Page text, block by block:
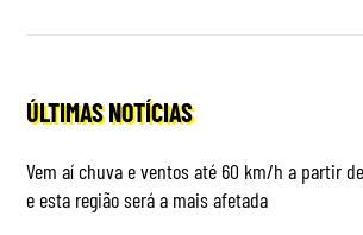
ÚLTIMAS NOTÍCIAS
Vem aí chuva e ventos até 60 km/h a partir
e esta região será a mais afetada